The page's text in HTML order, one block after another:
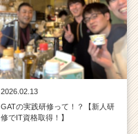
2026.02.13
GATの実践研修って！？【新人研
修でIT資格取得！】